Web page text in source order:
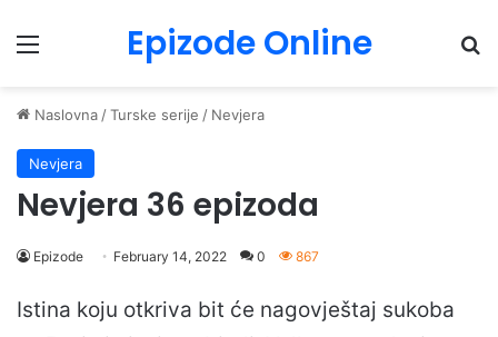
Menu Epizode Online
Naslovna /Turske serije / Nevjera
Nevjera
Nevjera 36 epizoda
Epizode February 14, 2022 0 867
Istina koju otkriva bit će nagovještaj sukoba